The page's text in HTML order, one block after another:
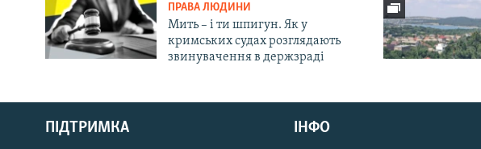
Русский
Qırımtatar
ПРАВА ЛЮДИНИ
Мить – і ти шпигун. Як у
кримських судах розглядають
звинувачення в держзраді
ПІДТРИМКА ІНФО